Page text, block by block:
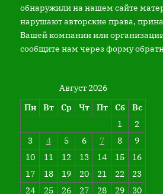
обнаружили на нашем сайте
нарушают авторские права,
Вашей компании или
сообщите нам через форму
Август 2026
Пн
Вт Ср Чт Пт Сб
Вс
1
2
3
4 5 6 7 8
9
10
11 12 13 14 15
16
17
18 19 20 21 22
23
24
25 26 27 28 29 30